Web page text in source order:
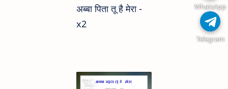
अब्बा पिता तू है मेरा -
x2
WhatsApp
Telegram